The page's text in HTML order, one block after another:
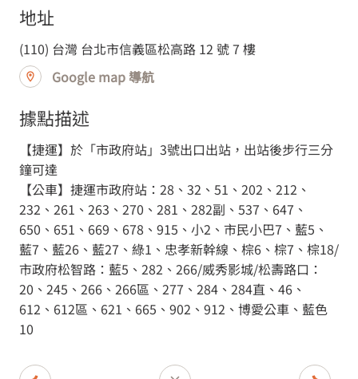
(106) 台灣 台北市大安區忠孝東路三段300號8樓
百貨專櫃
hengstyle 恆隆行-漢神
洲際
台中市
地址
(110) 台灣 台北市信義區松高路 12 號 7 樓
Google map 導航
據點描述
【捷運】於「市政府站」3號出口出站，出站後步行三分
鐘可達
【公車】捷運市政府站：28、32、51、202、212、
232、261、263、270、281、282副、537、647、
650、651、669、678、915、小2、市民小巴7、藍5、
藍7、藍26、藍27、綠1、忠孝新幹線、棕6、棕7、棕18/
市政府松智路：藍5、282、266/威秀影城/松壽路口：
20、245、266、266區、277、284、284直、46、
612、612區、621、665、902、912、博愛公車、藍色
10